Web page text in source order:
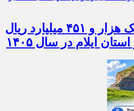
اختصاص بیش از یک هزار و ۴۵۱ میلیارد ریال
ایلام در سال ۱۴۰۵